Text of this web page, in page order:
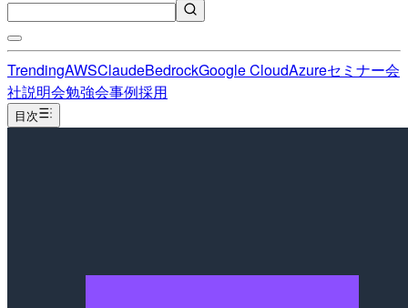
TrendingAWSClaudeBedrockGoogle CloudAzureセミナー会
社説明会勉強会事例採用
目次